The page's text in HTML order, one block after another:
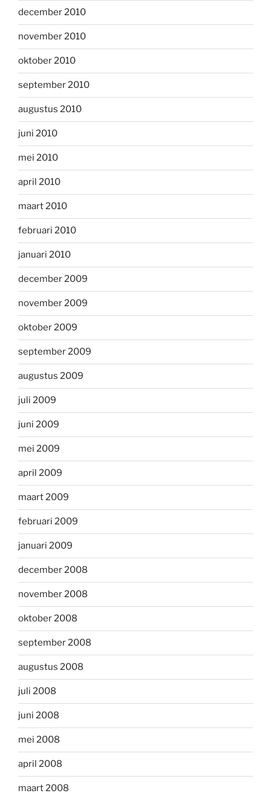
december 2010
november 2010
oktober 2010
september 2010
augustus 2010
juni 2010
mei 2010
april 2010
maart 2010
februari 2010
januari 2010
december 2009
november 2009
oktober 2009
september 2009
augustus 2009
juli 2009
juni 2009
mei 2009
april 2009
maart 2009
februari 2009
januari 2009
december 2008
november 2008
oktober 2008
september 2008
augustus 2008
juli 2008
juni 2008
mei 2008
april 2008
maart 2008